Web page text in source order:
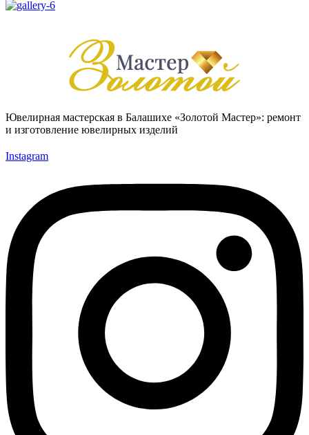
Ювелирная мастерская в Балашихе «Золотой Мастер»: ремонт
и изготовление ювелирных изделий
Instagram